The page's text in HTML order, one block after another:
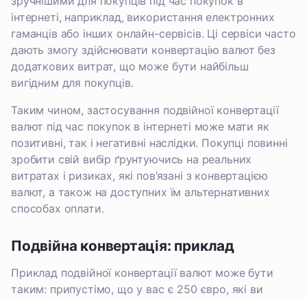
інтернеті, наприклад, використання електронних
гаманців або інших онлайн-сервісів. Ці сервіси часто
дають змогу здійснювати конвертацію валют без
додаткових витрат, що може бути найбільш
вигідним для покупців.
Таким чином, застосування подвійної конвертації
валют під час покупок в інтернеті може мати як
позитивні, так і негативні наслідки. Покупці повинні
зробити свій вибір ґрунтуючись на реальних
витратах і ризиках, які пов’язані з конвертацією
валют, а також на доступних їм альтернативних
способах оплати.
Подвійна конвертація: приклад
Приклад подвійної конвертації валют може бути
таким: припустімо, що у вас є 250 євро, які ви